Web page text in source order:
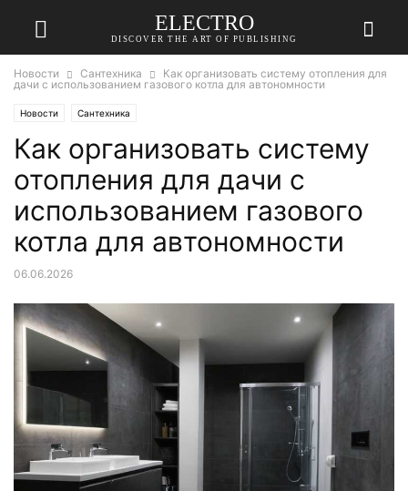
ELECTRO
DISCOVER THE ART OF PUBLISHING
Новости Сантехника
Как организовать систему отопления для
дачи с использованием газового котла для автономности
Новости Сантехника
Как организовать систему
отопления для дачи с
использованием газового
котла для автономности
06.06.2026